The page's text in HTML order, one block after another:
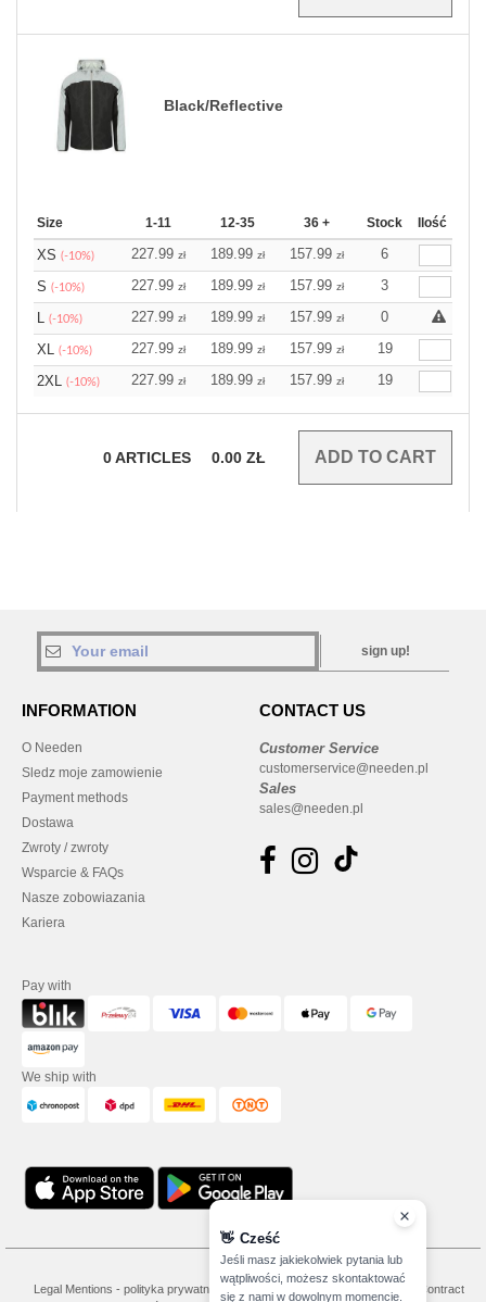
Black/Reflective
Size 1-11 12-35 36 + Stock Ilość
XS (-10%) 227.99 zł 189.99 zł 157.99 zł
6
S (-10%) 227.99 zł 189.99 zł 157.99 zł
3
L (-10%) 227.99 zł 189.99 zł 157.99 zł
0
XL (-10%) 227.99 zł 189.99 zł 157.99 zł
19
2XL (-10%) 227.99 zł 189.99 zł 157.99 zł 19
0ARTICLES 0.00 ZŁ
sign up!
INFORMATION
O Needen
Sledz moje zamowienie
Payment methods
Dostawa
Zwroty / zwroty
Wsparcie & FAQs
Nasze zobowiazania
Kariera
CONTACT US
Customer Service
customerservice@needen.pl
Sales
sales@needen.pl
Pay with
We ship with
Legal Mentions - polityka prywatności - Warunkami i Zasadami
General Contract
👋 Cześć
Jeśli masz jakiekolwiek pytania lub
wątpliwości, możesz skontaktować
się z nami w dowolnym momencie.